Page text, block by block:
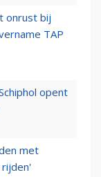
onrust bij
TAP
opent
met
rijden'